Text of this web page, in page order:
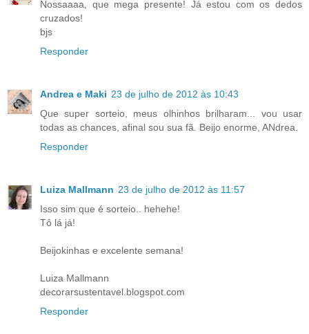
Nossaaaa, que mega presente! Já estou com os dedos
cruzados!
bjs
Responder
Andrea e Maki 23 de julho de 2012 às 10:43
Que super sorteio, meus olhinhos brilharam... vou usar
todas as chances, afinal sou sua fã. Beijo enorme, ANdrea.
Responder
Luiza Mallmann 23 de julho de 2012 às 11:57
Isso sim que é sorteio.. hehehe!
Tô lá já!
Beijokinhas e excelente semana!
Luiza Mallmann
decorarsustentavel.blogspot.com
Responder